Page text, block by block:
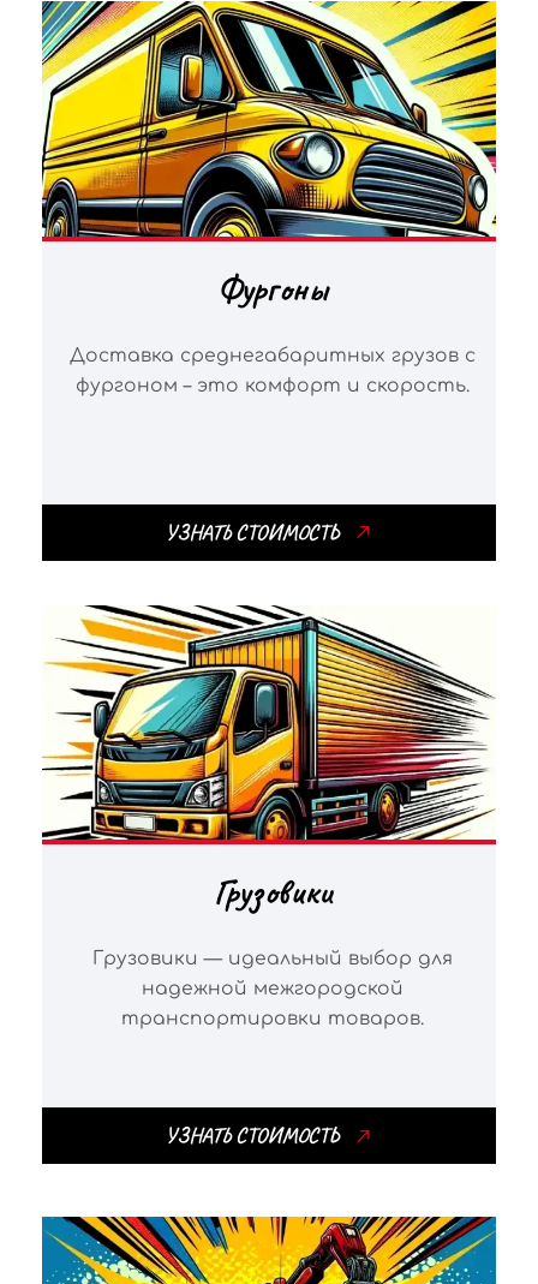
Фургоны
Доставка среднегабаритных грузов с
фургоном – это комфорт и скорость.
УЗНАТЬ СТОИМОСТЬ
Грузовики
Грузовики — идеальный выбор для
надежной межгородской
транспортировки товаров.
УЗНАТЬ СТОИМОСТЬ